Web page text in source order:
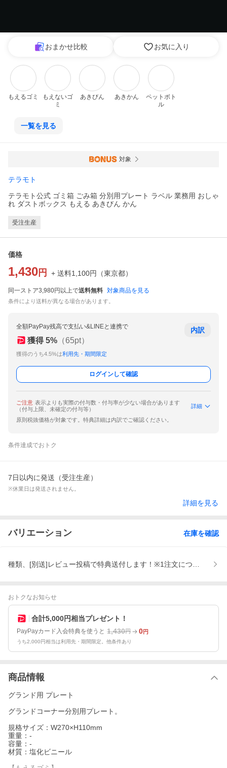
おまかせ比較 お気に入り
もえるゴミ
もえないゴ
ミ
あきびん あきかん
ペットボト
ル
一覧を見る
対象
テラモト
テラモト公式 ゴミ箱 ごみ箱 分別用プレート ラベル 業務用 おしゃ
れ ダストボックス もえる あきびん かん
受注生産
価格
1,430 円 + 送料1,100円 （東京都）
同一ストア3,980円以上で送料無料 対象商品を見る
条件により送料が異なる場合があります。
全額PayPay残高で支払い&LINEと連携で
獲得 5% （65pt）
獲得のうち4.5%は利用先・期間限定
内訳
ログインして確認
ご注意 表示よりも実際の付与数・付与率が少ない場合があります
（付与上限、未確定の付与等）
詳細
原則税抜価格が対象です。特典詳細は内訳でご確認ください。
条件達成でおトク
7日以内に発送（受注生産）
※休業日は発送されません。
詳細を見る
バリエーション 在庫を確認
種類、[別送]レビュー投稿で特典送付します！※1注文につき1つまで
おトクなお知らせ
合計5,000円相当プレゼント！
PayPayカード入会特典を使うと 1,430円 0円
うち2,000円相当は利用先・期間限定。他条件あり
商品情報
グランド用 プレート
グランドコーナー分別用プレート。
規格サイズ：W270×H110mm
重量：-
容量：-
材質：塩化ビニール